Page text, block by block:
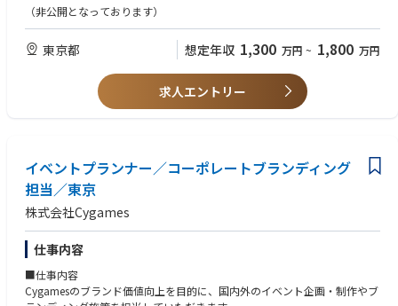
地となる拠点です。お客様への配送スピードを担保しながらより効率的に
輸送できるよう、荷物の仕分けを行っています。
【役割と業務内容】
業やチームメンバーを通じて、オペレーションの安全性・正確性向上/効率
化/サービスレベルの管理、向上を行います。また、現場オペレーションを
■チームメンバーの育成 － このソートセンターは、JP Sort Center Net
workのMother Siteとして、人材育成も重要な役割を担います。
本拠点のOperation運営、改善活動、安全活動を通して、将来のLeader輩
出の役割も担います。
※このポジションに求められるのは、経験に裏打ちされたプロセスの改善
能力と、Amazonの成長速度に合わせ、メンバーのモチベーションを高め
ながらさまざまなチャレンジに対して短期間で成果を出していく力。ま
・サプライチェーン分野での実務経験（2年以上）
経験
・経営層・シニアリーダーに対するレポーティング、分析、結果の共有経
（非公開となっております）
東京都 想定年収 1,300 万円 ~ 1,800 万円
求人エントリー
イベントプランナー／コーポレートブランディング
担当／東京
株式会社Cygames
仕事内容
■仕事内容
Cygamesのブランド価値向上を目的に、国内外のイベント企画・制作やブ